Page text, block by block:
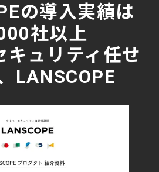
の導入実績は
社以上
キュリティ任せ
LANSCOPE